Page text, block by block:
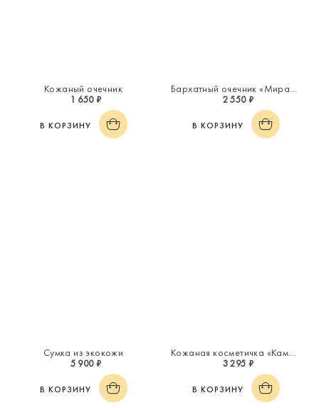
Кожаный очечник
1 650 ₽
В КОРЗИНУ
Бархатный очечник «Миражи»
2 550 ₽
В КОРЗИНУ
Сумка из экокожи
5 900 ₽
В КОРЗИНУ
Кожаная косметичка «Каменный цветок»
3 295 ₽
В КОРЗИНУ